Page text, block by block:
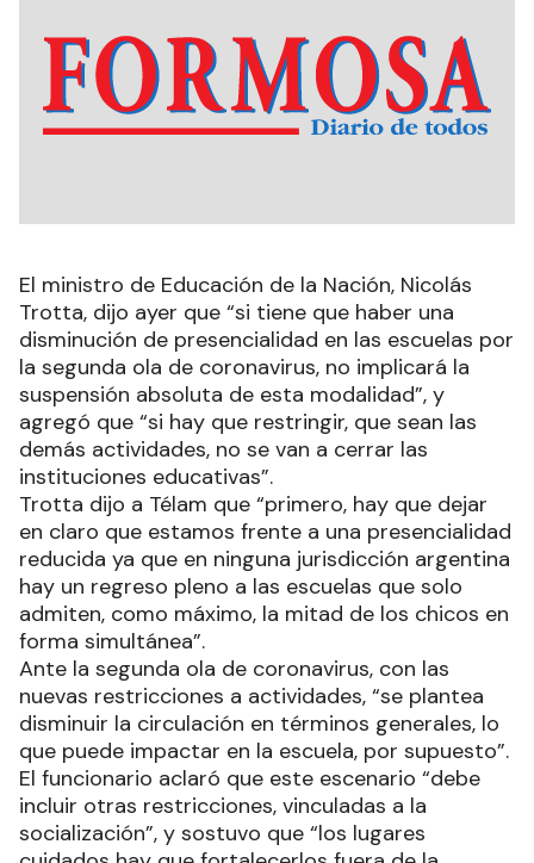
El ministro de Educación de la Nación, Nicolás
Trotta, dijo ayer que “si tiene que haber una
disminución de presencialidad en las escuelas por
la segunda ola de coronavirus, no implicará la
suspensión absoluta de esta modalidad”, y
agregó que “si hay que restringir, que sean las
demás actividades, no se van a cerrar las
instituciones educativas”.
Trotta dijo a Télam que “primero, hay que dejar
en claro que estamos frente a una presencialidad
reducida ya que en ninguna jurisdicción argentina
hay un regreso pleno a las escuelas que solo
admiten, como máximo, la mitad de los chicos en
forma simultánea”.
Ante la segunda ola de coronavirus, con las
nuevas restricciones a actividades, “se plantea
disminuir la circulación en términos generales, lo
que puede impactar en la escuela, por supuesto”.
El funcionario aclaró que este escenario “debe
incluir otras restricciones, vinculadas a la
socialización”, y sostuvo que “los lugares